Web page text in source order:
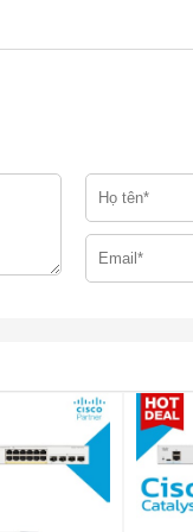
khi vẫn có kích
chuyển mạch C1-
các tính năng.
Cisco (SPAN)
cố và giám sát lưu
băng thông
hiệu quả hơn
Ethernet. Khả
riêng trong trường
lượng đa hướng
đa hướng được tối
bảng dò tìm Giao